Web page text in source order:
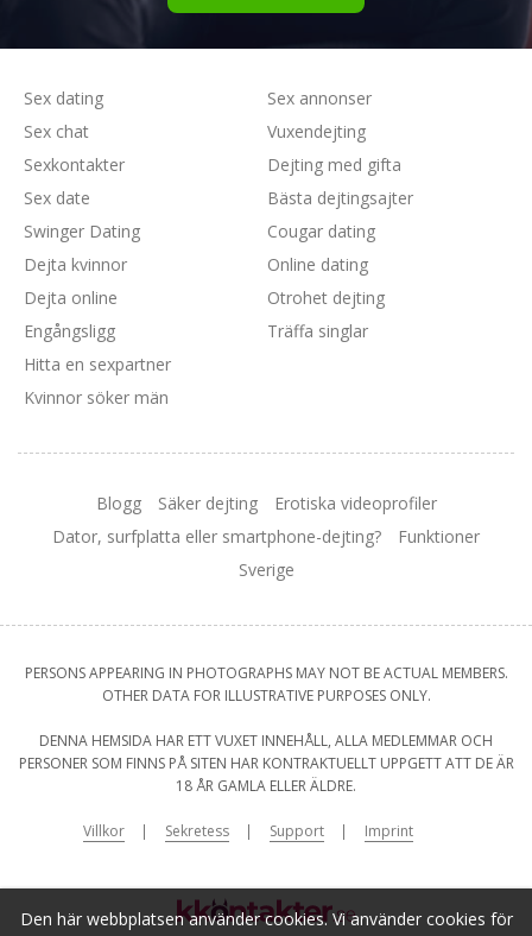
Den här webbplatsen använder cookies. Vi använder cookies för
Sex dating
Sex chat
Sexkontakter
Sex date
Swinger Dating
Sex annonser
Vuxendejting
Dejting med gifta
Bästa dejtingsajter
Cougar dating
Dejta kvinnor
Dejta online
Engångsligg
Hitta en sexpartner
Kvinnor söker män
Online dating
Otrohet dejting
Träffa singlar
Blogg Säker dejting
Erotiska videoprofiler
Dator, surfplatta eller smartphone-dejting?
Funktioner
Sverige
PERSONS APPEARING IN PHOTOGRAPHS MAY NOT BE ACTUAL MEMBERS.
OTHER DATA FOR ILLUSTRATIVE PURPOSES ONLY.
DENNA HEMSIDA HAR ETT VUXET INNEHÅLL, ALLA MEDLEMMAR OCH
PERSONER SOM FINNS PÅ SITEN HAR KONTRAKTUELLT UPPGETT ATT DE ÄR
18 ÅR GAMLA ELLER ÄLDRE.
Villkor Sekretess Support Imprint